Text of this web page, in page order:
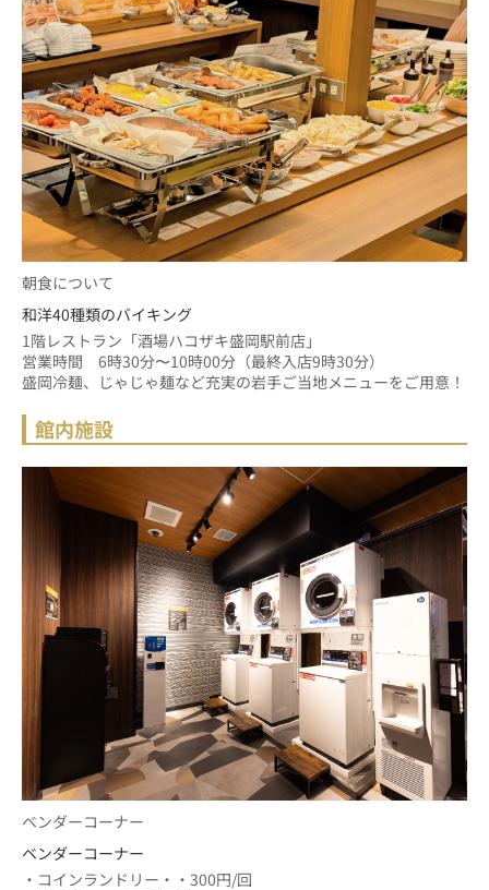
朝食について
和洋40種類のバイキング
1階レストラン「酒場ハコザキ盛岡駅前店」
営業時間　6時30分〜10時00分（最終入店9時30分）
盛岡冷麺、じゃじゃ麺など充実の岩手ご当地メニューをご用意！
館内施設
ベンダーコーナー
ベンダーコーナー
・コインランドリー・・300円/回